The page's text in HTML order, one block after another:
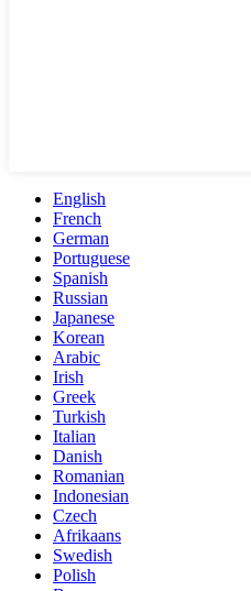
English
French
German
Portuguese
Spanish
Russian
Japanese
Korean
Arabic
Irish
Greek
Turkish
Italian
Danish
Romanian
Indonesian
Czech
Afrikaans
Swedish
Polish